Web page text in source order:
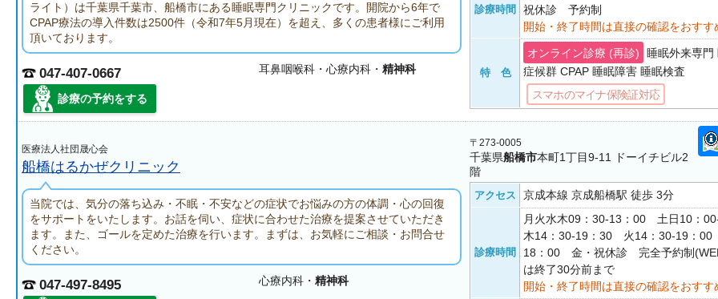
ライト）は千葉県千葉市、船橋市にある睡眠専門クリニックです。開院から6年で
CPAP療法の導入件数は2500件（令和7年5月現在）を超え、多くの患者様にご利用
頂いております。
047-407-0667
診療の予約をする
耳鼻咽喉科・心療内科・精神科
診療時間
祝休診 予約制
開始・終了時間は直接の確認をおすす
特 色
オンライン診療 (再診)
睡眠外来専門
症候群 CPAP 睡眠障害 睡眠検査
スマホのマイナ保険証対応
医療法人社団晟心会
船橋はるかぜクリニック
当院では、気分の落ち込み・不眠・不安などの症状でお悩みの方の体調・心の回復
をサポートをいたします。お話を伺い、症状に合わせた治療を提案させていただき
ます。また、ゴールを定めた治療を行います。まずは、お気軽にご相談・お問合せ
ください。
047-497-8495 心療内科・精神科
〒273-0005
千葉県船橋市本町1丁目9-11 ドーイチビル2
階
アクセス 京成本線 京成船橋駅 徒歩 3分
診療時間
月火水木09：30-13：00 土日10：
木14：30-19：30 火14：30-19：
18：00 金・祝休診 完全予約制
は終了30分前まで
開始・終了時間は直接の確認をおすす